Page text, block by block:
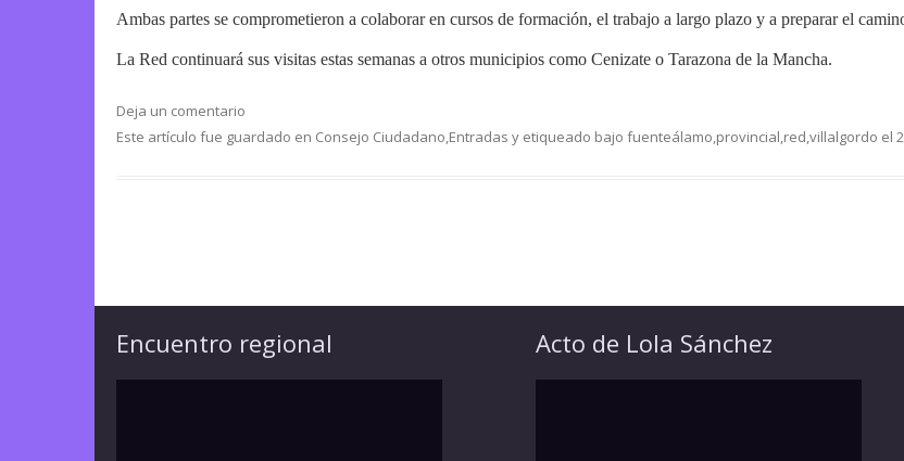
Ambas partes se comprometieron a colaborar en cursos de formación, el trabajo a largo plazo y a preparar el
La Red continuará sus visitas estas semanas a otros municipios como Cenizate o Tarazona de la Mancha.
Deja un comentario
Este artículo fue guardado en Consejo Ciudadano,Entradas y etiqueado bajo fuenteálamo,provincial,red,villalgordo el
Encuentro regional Acto de Lola Sánchez